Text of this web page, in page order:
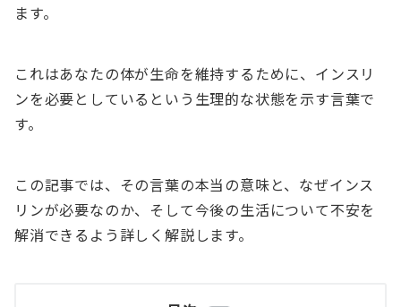
ます。
これはあなたの体が生命を維持するために、インスリ
ンを必要としているという生理的な状態を示す言葉で
す。
この記事では、その言葉の本当の意味と、なぜインス
リンが必要なのか、そして今後の生活について不安を
解消できるよう詳しく解説します。